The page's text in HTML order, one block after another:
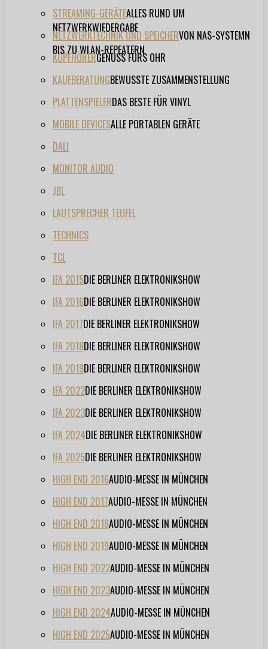
STREAMING-GERÄTEALLES RUND UM
NETZWERKWIEDERGABE
NETZWERKTECHNIK UND SPEICHERVON NAS-SYSTEMN
BIS ZU WLAN-REPEATERN
KOPFHÖRERGENUSS FÜRS OHR
KAUFBERATUNGBEWUSSTE ZUSAMMENSTELLUNG
PLATTENSPIELERDAS BESTE FÜR VINYL
MOBILE DEVICESALLE PORTABLEN GERÄTE
DALI
MONITOR AUDIO
JBL
LAUTSPRECHER TEUFEL
TECHNICS
TCL
IFA 2015DIE BERLINER ELEKTRONIKSHOW
IFA 2016DIE BERLINER ELEKTRONIKSHOW
IFA 2017DIE BERLINER ELEKTRONIKSHOW
IFA 2018DIE BERLINER ELEKTRONIKSHOW
IFA 2019DIE BERLINER ELEKTRONIKSHOW
IFA 2022DIE BERLINER ELEKTRONIKSHOW
IFA 2023DIE BERLINER ELEKTRONIKSHOW
IFA 2024DIE BERLINER ELEKTRONIKSHOW
IFA 2025DIE BERLINER ELEKTRONIKSHOW
HIGH END 2016AUDIO-MESSE IN MÜNCHEN
HIGH END 2017AUDIO-MESSE IN MÜNCHEN
HIGH END 2018AUDIO-MESSE IN MÜNCHEN
HIGH END 2019AUDIO-MESSE IN MÜNCHEN
HIGH END 2022AUDIO-MESSE IN MÜNCHEN
HIGH END 2023AUDIO-MESSE IN MÜNCHEN
HIGH END 2024AUDIO-MESSE IN MÜNCHEN
HIGH END 2025AUDIO-MESSE IN MÜNCHEN